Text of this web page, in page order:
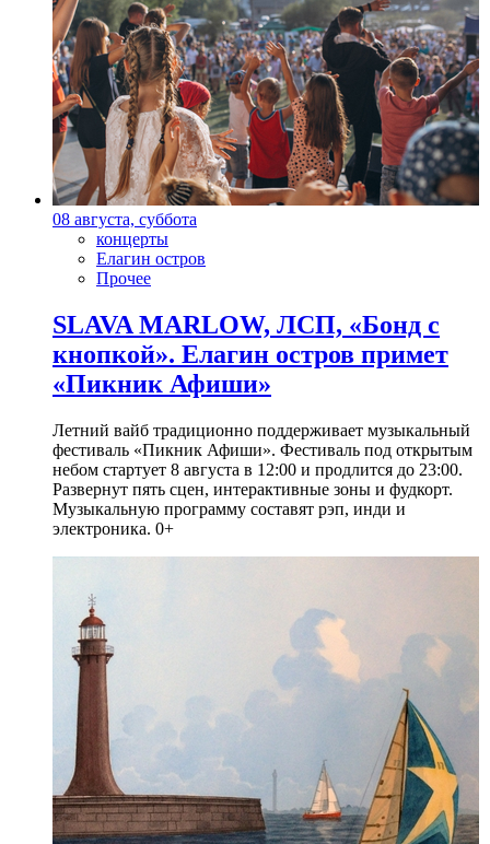
08 августа, суббота
концерты
Елагин остров
Прочее
SLAVA MARLOW, ЛСП, «Бонд с
кнопкой». Елагин остров примет
«Пикник Афиши»
Летний вайб традиционно поддерживает музыкальный
фестиваль «Пикник Афиши». Фестиваль под открытым
небом стартует 8 августа в 12:00 и продлится до 23:00.
Развернут пять сцен, интерактивные зоны и фудкорт.
Музыкальную программу составят рэп, инди и
электроника. 0+